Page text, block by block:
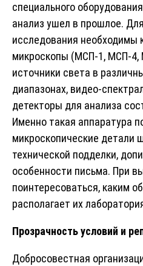
специального
анализ ушел в прошлое.
исследования необходимы
микроскопы (МСП-1, МСП-
источники света в
диапазонах, видео-
детекторы для анализа
Именно такая аппаратура
микроскопические детали
технической подделки,
особенности письма. При
поинтересоваться, каким
располагает их
Прозрачность условий и
Добросовестная